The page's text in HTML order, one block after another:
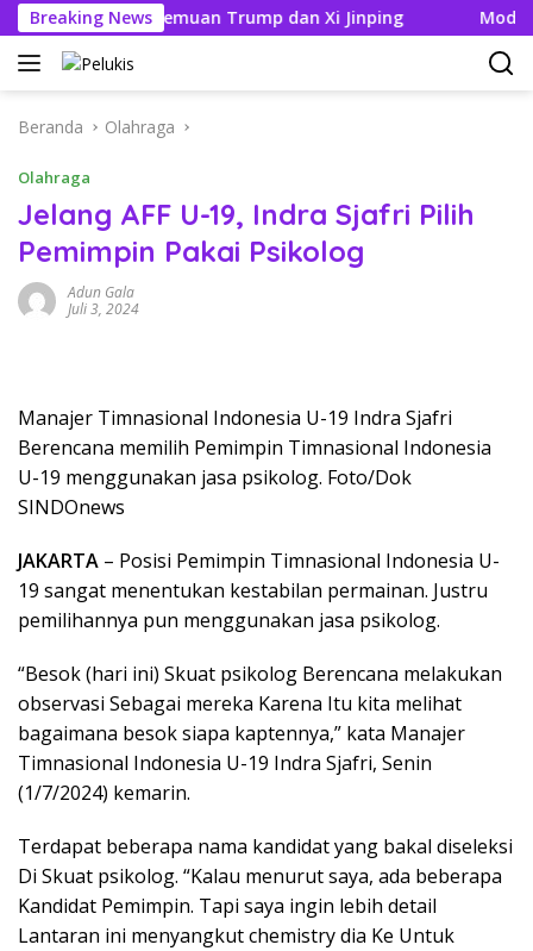
Langsung
ke
konten
Breaking News
Jelang Pertemuan Trump dan Xi Jinping Modifikasi
Beranda Olahraga
Olahraga
Jelang AFF U-19, Indra Sjafri Pilih
Pemimpin Pakai Psikolog
Adun Gala
Juli 3, 2024
Manajer Timnasional Indonesia U-19 Indra Sjafri
Berencana memilih Pemimpin Timnasional Indonesia
U-19 menggunakan jasa psikolog. Foto/Dok
SINDOnews
JAKARTA – Posisi Pemimpin Timnasional Indonesia U-
19 sangat menentukan kestabilan permainan. Justru
pemilihannya pun menggunakan jasa psikolog.
“Besok (hari ini) Skuat psikolog Berencana melakukan
observasi Sebagai mereka Karena Itu kita melihat
bagaimana besok siapa kaptennya,” kata Manajer
Timnasional Indonesia U-19 Indra Sjafri, Senin
(1/7/2024) kemarin.
Terdapat beberapa nama kandidat yang bakal diseleksi
Di Skuat psikolog. “Kalau menurut saya, ada beberapa
Kandidat Pemimpin. Tapi saya ingin lebih detail
Lantaran ini menyangkut chemistry dia Ke Untuk